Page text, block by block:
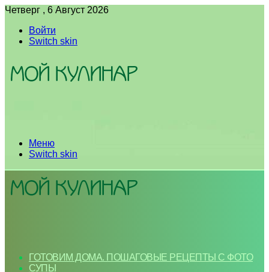
Четверг , 6 Август 2026
Войти
Switch skin
Меню
Switch skin
ГОТОВИМ ДОМА. ПОШАГОВЫЕ РЕЦЕПТЫ С ФОТО
СУПЫ